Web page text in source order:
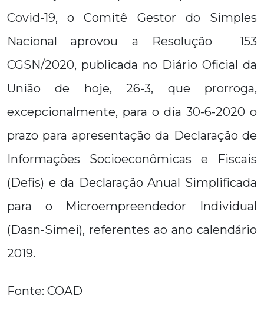
Covid-19, o Comitê Gestor do Simples
Nacional aprovou a Resolução 153
CGSN/2020, publicada no Diário Oficial da
União de hoje, 26-3, que prorroga,
excepcionalmente, para o dia 30-6-2020 o
prazo para apresentação da Declaração de
Informações Socioeconômicas e Fiscais
(Defis) e da Declaração Anual Simplificada
para o Microempreendedor Individual
(Dasn-Simei), referentes ao ano calendário
2019.
Fonte: COAD